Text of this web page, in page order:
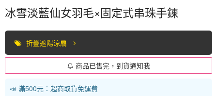
冰雪淡藍仙女羽毛×固定式串珠手鍊
折疊遮陽涼扇
商品已售完，到貨通知我
📣 滿500元：超商取貨免運費